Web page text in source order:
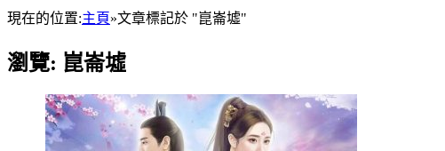
現在的位置:主頁»文章標記於 "崑崙墟"
瀏覽: 崑崙墟